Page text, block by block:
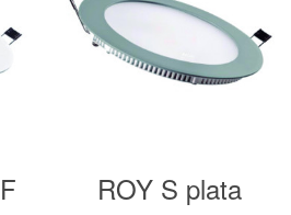
ROY S plata